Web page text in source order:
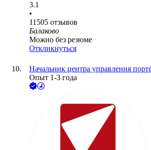
3.1
•
11505 отзывов
Балаково
Можно без резюме
Откликнуться
Начальник центра управления
Опыт 1-3 года